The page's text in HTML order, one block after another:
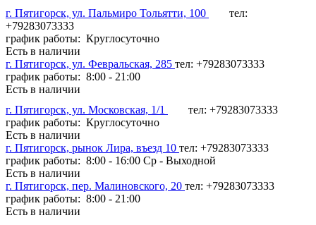
г. Пятигорск, ул. Пальмиро Тольятти, 100
тел:
+79283073333
график работы: Круглосуточно
Есть в наличии
г. Пятигорск, ул. Февральская, 285 тел: +79283073333
график работы: 8:00 - 21:00
Есть в наличии
г. Пятигорск, ул. Московская, 1/1
тел: +79283073333
график работы: Круглосуточно
Есть в наличии
г. Пятигорск, рынок Лира, въезд 10 тел: +79283073333
график работы: 8:00 - 16:00 Ср - Выходной
Есть в наличии
г. Пятигорск, пер. Малиновского, 20 тел: +79283073333
график работы: 8:00 - 21:00
Есть в наличии